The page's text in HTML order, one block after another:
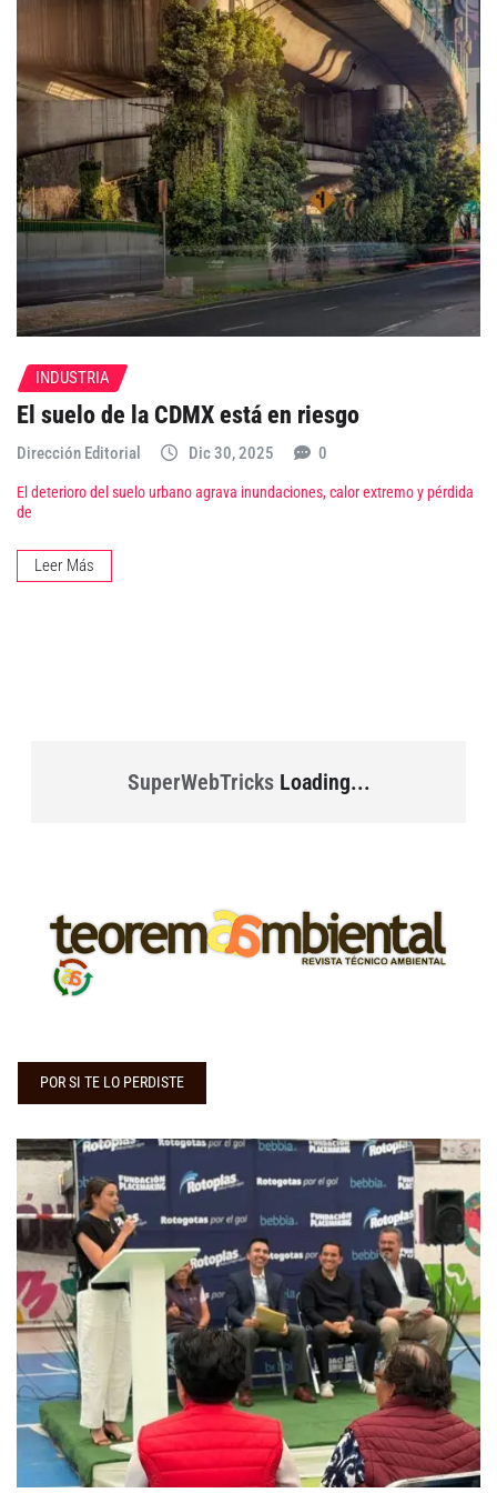
INDUSTRIA
El suelo de la CDMX está en riesgo
Dirección Editorial Dic 30, 2025 0
El deterioro del suelo urbano agrava inundaciones, calor extremo y pérdida
de
Leer Más
SuperWebTricksLoading...
POR SI TE LO PERDISTE